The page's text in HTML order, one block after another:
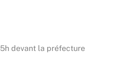
devant la préfecture